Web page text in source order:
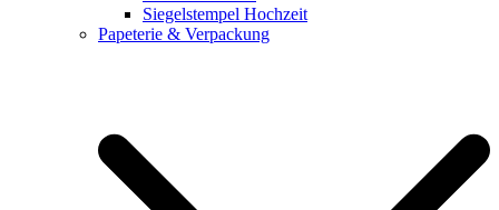
Siegelstempel Hochzeit
Papeterie & Verpackung